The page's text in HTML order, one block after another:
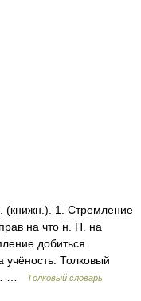
1. Стремление
на что н. П. на
добиться
Толковый
…
Толковый словарь